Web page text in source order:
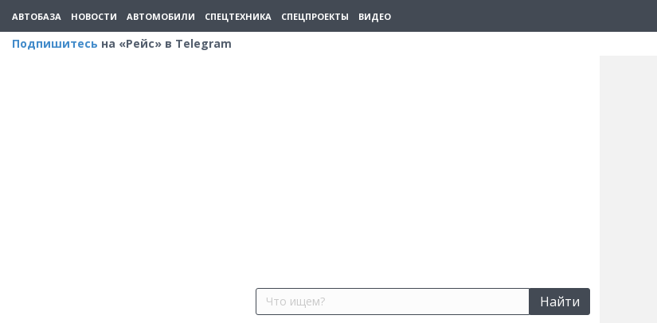
АВТОБАЗА НОВОСТИ АВТОМОБИЛИ СПЕЦТЕХНИКА СПЕЦПРОЕКТЫ ВИДЕО
Подпишитесь на «Рейс» в Telegram
Найти